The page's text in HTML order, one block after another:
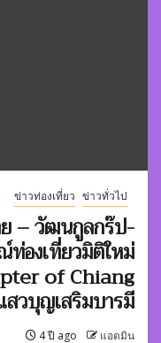
ข่าวท่องเที่ยว ข่าวทั่วไป
ย – วัฒนกูลกร๊ป-
องเที่ยวมิติใหม่
of Chiang
สวบุญเสริมบารมี
4 ปี ago แอดมิน